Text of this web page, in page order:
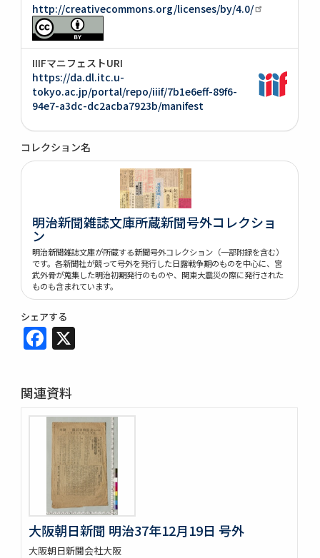
http://creativecommons.org/licenses/by/4.0/
IIIFマニフェストURI
https://da.dl.itc.u-
tokyo.ac.jp/portal/repo/iiif/7b1e6eff-89f6-
94e7-a3dc-dc2acba7923b/manifest
コレクション名
明治新聞雑誌文庫所蔵新聞号外コレクショ
ン
明治新聞雑誌文庫が所蔵する新聞号外コレクション（一部附録を含む）
です。各新聞社が競って号外を発行した日露戦争期のものを中心に、宮
武外骨が蒐集した明治初期発行のものや、関東大震災の際に発行された
ものも含まれています。
シェアする
Facebook
関連資料
大阪朝日新聞 明治37年12月19日 号外
大阪朝日新聞会社大阪